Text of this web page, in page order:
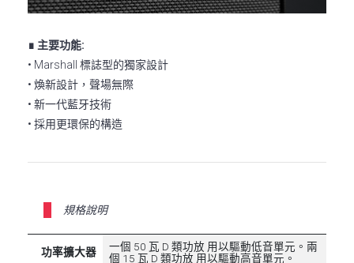
∎ 主要功能:
• Marshall 標誌型的獨家設計
• 煥新設計，聲場無際
• 新一代藍牙技術
• 採用更環保的構造
規格說明
功率擴大器
一個 50 瓦 D 類功放 用以驅動低音單元。兩
個 15 瓦 D 類功放 用以驅動高音單元。